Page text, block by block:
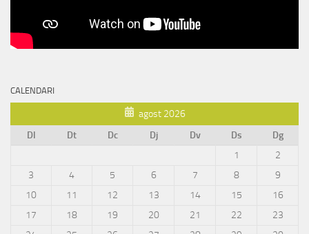
CALENDARI
agost 2026
Dl
Dt Dc Dj Dv Ds
Dg
1
2
3
4 5 6 7 8
9
10
11 12 13 14 15
16
17
18 19 20 21 22
23